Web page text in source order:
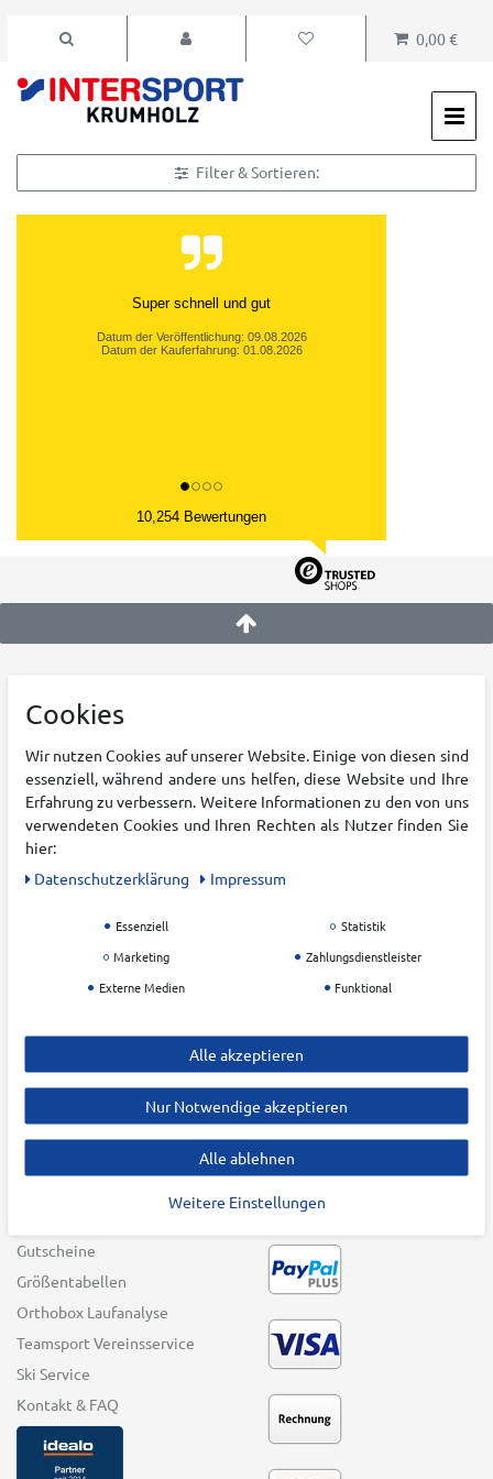
0,00 €
Filter & Sortieren:
Super schnell und gut
Datum der Veröffentlichung: 09.08.2026
Datum der Kauferfahrung: 01.08.2026
10,254 Bewertungen
Herren
Kinder
Outdoor
Running
Training
Swim & Beach
Bike
Karriere
Filialen
Blog
Zahlung & Versand
Widerrufsrecht
Datenschutz &
Impressum
Barrierefreiheitserklärung
Vertrag widerrufen
Gutscheine
Größentabellen
Orthobox Laufanalyse
Teamsport Vereinsservice
Ski Service
Kontakt & FAQ
ZAHLUNGSARTEN
Cookies
Wir nutzen Cookies auf unserer Website. Einige von diesen sind
essenziell, während andere uns helfen, diese Website und Ihre
Erfahrung zu verbessern. Weitere Informationen zu den von uns
verwendeten Cookies und Ihren Rechten als Nutzer finden Sie
hier:
Daten­schutz­erklärung
Impressum
Essenziell
Statistik
Marketing
Zahlungsdienstleister
Externe Medien
Funktional
Alle akzeptieren
Nur Notwendige akzeptieren
Alle ablehnen
Weitere Einstellungen